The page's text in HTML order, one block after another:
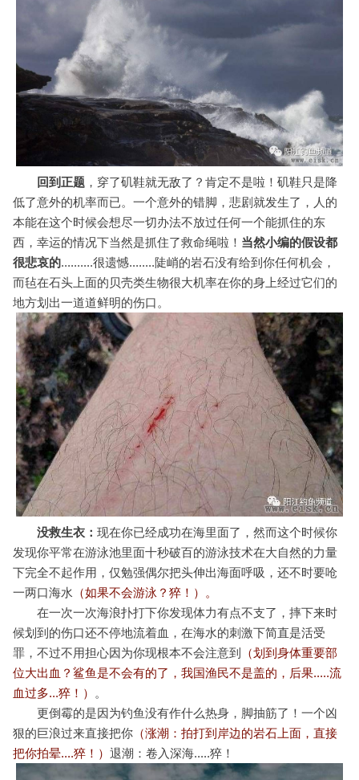
回到正题，穿了矶鞋就无敌了？肯定不是啦！矶鞋只是降
低了意外的机率而已。一个意外的错脚，悲剧就发生了，人的
本能在这个时候会想尽一切办法不放过任何一个能抓住的东
西，幸运的情况下当然是抓住了救命绳啦！ 当然小编的假设都
很悲哀的..........很遗憾........陡峭的岩石没有给到你任何机会，
而毡在石头上面的贝壳类生物很大机率在你的身上经过它们的
地方划出一道道鲜明的伤口。
没救生衣： 现在你已经成功在海里面了，然而这个时候你
发现你平常在游泳池里面十秒破百的游泳技术在大自然的力量
下完全不起作用，仅勉强偶尔把头伸出海面呼吸，还不时要呛
一两口海水 （如果不会游泳？猝！）。
在一次一次海浪扑打下你发现体力有点不支了，摔下来时
候划到的伤口还不停地流着血，在海水的刺激下简直是活受
罪，不过不用担心因为你现根本不会注意到
（划到身体重要部
位大出血？鲨鱼是不会有的了，我国渔民不是盖的，后果.....流
血过多...猝！）
。
更倒霉的是因为钓鱼没有作什么热身，脚抽筋了！一个凶
狠的巨浪过来直接把你（涨潮：拍打到岸边的岩石上面，直接
把你拍晕....猝！） 退潮：卷入深海.....猝！